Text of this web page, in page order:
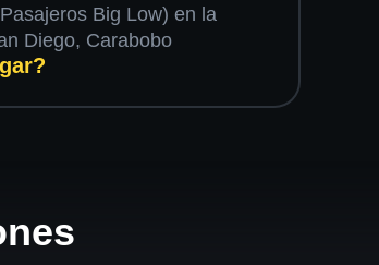
Big Low) en la
Diego, Carabobo